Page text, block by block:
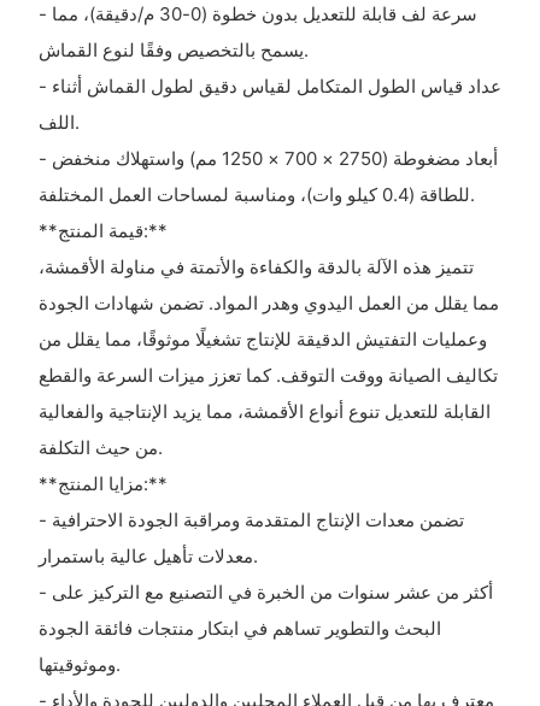
- سرعة لف قابلة للتعديل بدون خطوة (0-30 م/دقيقة)، مما
يسمح بالتخصيص وفقًا لنوع القماش.
- عداد قياس الطول المتكامل لقياس دقيق لطول القماش أثناء
اللف.
- أبعاد مضغوطة (2750 × 700 × 1250 مم) واستهلاك منخفض
للطاقة (0.4 كيلو وات)، ومناسبة لمساحات العمل المختلفة.
**قيمة المنتج:**
تتميز هذه الآلة بالدقة والكفاءة والأتمتة في مناولة الأقمشة،
مما يقلل من العمل اليدوي وهدر المواد. تضمن شهادات الجودة
وعمليات التفتيش الدقيقة للإنتاج تشغيلًا موثوقًا، مما يقلل من
تكاليف الصيانة ووقت التوقف. كما تعزز ميزات السرعة والقطع
القابلة للتعديل تنوع أنواع الأقمشة، مما يزيد الإنتاجية والفعالية
من حيث التكلفة.
**مزايا المنتج:**
- تضمن معدات الإنتاج المتقدمة ومراقبة الجودة الاحترافية
معدلات تأهيل عالية باستمرار.
- أكثر من عشر سنوات من الخبرة في التصنيع مع التركيز على
البحث والتطوير تساهم في ابتكار منتجات فائقة الجودة
وموثوقيتها.
- معترف بها من قبل العملاء المحليين والدوليين للجودة والأداء